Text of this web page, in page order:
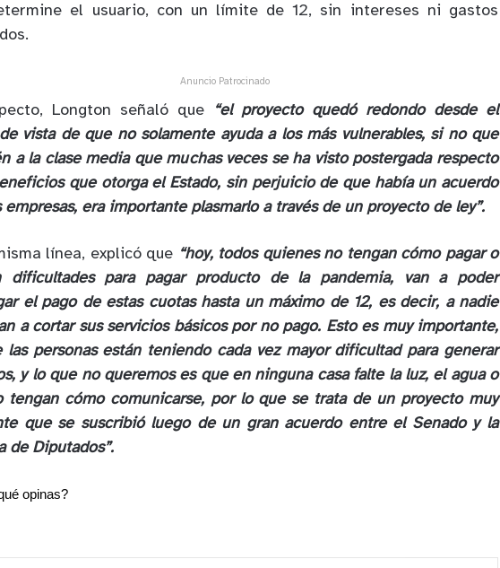
el usuario, con un límite de 12, sin intereses ni gastos
Anuncio Patrocinado
Longton señaló que
“el proyecto quedó redondo desde el
vista de que no solamente ayuda a los más vulnerables, si no que
a la clase media que muchas veces se ha visto postergada respecto
que otorga el Estado, sin perjuicio de que había un acuerdo
empresas, era importante plasmarlo a través de un proyecto de ley”.
línea, explicó que “hoy, todos quienes no tengan cómo pagar o
dificultades para pagar producto de la pandemia, van a poder
el pago de estas cuotas hasta un máximo de 12, es decir, a nadie
a cortar sus servicios básicos por no pago. Esto es muy importante,
las personas están teniendo cada vez mayor dificultad para generar
y lo que no queremos es que en ninguna casa falte la luz, el agua o
tengan cómo comunicarse, por lo que se trata de un proyecto muy
que se suscribió luego de un gran acuerdo entre el Senado y la
de Diputados”.
opinas?